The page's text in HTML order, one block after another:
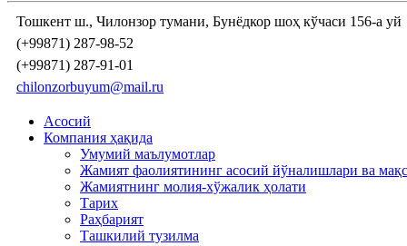
Тошкент ш., Чилонзор тумани, Бунёдкор шоҳ кўчаси 156-а уй
(+99871) 287-98-52
(+99871) 287-91-01
chilonzorbuyum@mail.ru
Асосий
Компания ҳақида
Умумий маълумотлар
Жамият фаолиятининг асосий йўналишлари ва
Жамиятнинг молия-хўжалик ҳолати
Тарих
Раҳбарият
Ташкилий тузилма